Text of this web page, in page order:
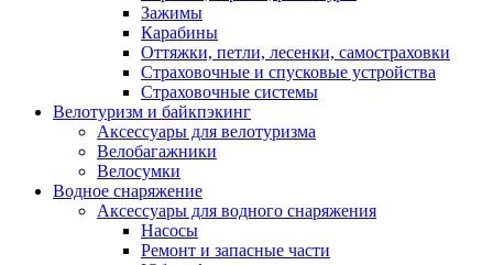
Зажимы
Карабины
Оттяжки, петли, лесенки, самостраховки
Страховочные и спусковые устройства
Страховочные системы
Велотуризм и байкпэкинг
Аксессуары для велотуризма
Велобагажники
Велосумки
Водное снаряжение
Аксессуары для водного снаряжения
Насосы
Ремонт и запасные части